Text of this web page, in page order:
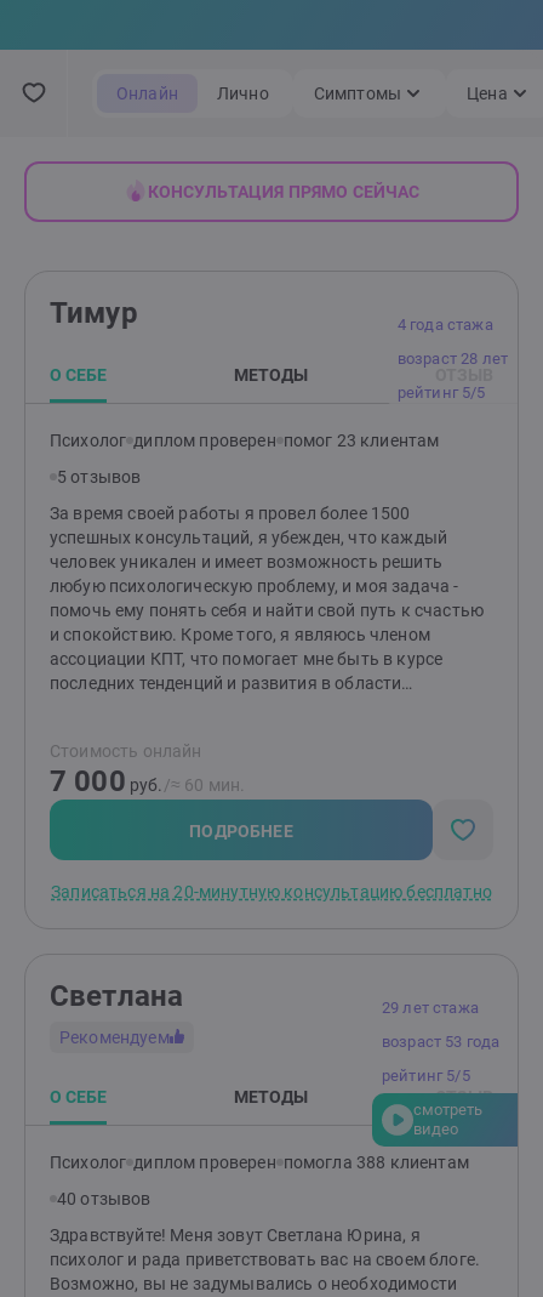
Онлайн Лично Симптомы Цена
КОНСУЛЬТАЦИЯ ПРЯМО СЕЙЧАС
4 года стажа
возраст 28 лет
рейтинг 5/5
Тимур
О СЕБЕ МЕТОДЫ
Психолог диплом проверен помог 23 клиентам
5 отзывов
За время своей работы я провел более 1500
успешных консультаций, я убежден, что каждый
человек уникален и имеет возможность решить
любую психологическую проблему, и моя задача -
помочь ему понять себя и найти свой путь к счастью
и спокойствию. Кроме того, я являюсь членом
ассоциации КПТ, что помогает мне быть в курсе
последних тенденций и развития в области
проблем или просто хотите поговорить, я всегда
готов вам помочь. Свяжитесь со мной, и мы вместе
найдем решение!Мои ценности в терапии это:1)
ощутимость изменений2) повышение качества
жизни3) чувство счастья
Стоимость онлайн
7 000 руб. /≈ 60 мин.
ПОДРОБНЕЕ
Записаться на 20-минутную консультацию бесплатно
29 лет стажа
возраст 53 года
рейтинг 5/5
смотреть
видео
Светлана
Рекомендуем
О СЕБЕ МЕТОДЫ ОТЗЫВ
Психолог диплом проверен помогла 388 клиентам
40 отзывов
Здравствуйте! Меня зовут Светлана Юрина, я
психолог и рада приветствовать вас на своем блоге.
Возможно, вы не задумывались о необходимости